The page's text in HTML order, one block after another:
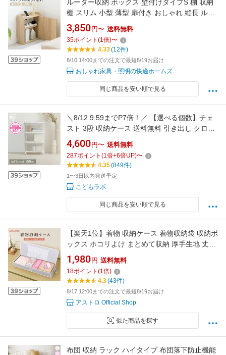
ルーター収納 ボックス 壁付けタイプS 棚 収納
棚 スリム 小型 薄型 扉付き おしゃれ 縦長 ルー
ター 隠し 北欧 木製 収納ボックス ラック ケー
ブルボックス インテリア 奥行き16cm シンプル
ケーブル収納 wi-fi コード収納 配線隠し 収納家
具 おしゃれ家具 サイドテーブル
3,850 円〜 送料無料
35ポイント (1倍)〜
4.33(12件)
8/10 14:00までの注文で最短8/19お届け
おしゃれ家具・照明の快適ホームズ
同じ商品を安い順で見る
＼8/12 9:59までP7倍！／ 【選べる個数】チェ
スト 3段 収納ケース 送料無料 引き出し クロー
ゼットチェスト プラスチック ワイド クローゼ
ット収納 押入れ収納 衣類収納 積み重ね 衣替え
衣装ケース キャスター付き ひとり暮らし アイ
リスオーヤマ NSCLZ503
4,600 円〜 送料無料
287ポイント (1倍+6倍UP)〜
4.35(849件)
1〜3日以内発送予定
こどもラボ
同じ商品を安い順で見る
【楽天1位】着物 収納ケース 着物収納袋 収納ボ
ックス ホコリよけ まとめて収納 厚手生地 丈夫
たとう紙 浴衣 保管 小物収納ポケット 防虫剤入
れ ネームホルダー 持ち手付き 折りたたみ 和服
和装 振袖 成人式 アストロ 179-05
1,980 円 送料無料
18ポイント (1倍)
4.3(43件)
8/17 12:00までの注文で最短8/19お届け
アストロ Official Shop
似た商品を探す
布団 収納 ラック ハイタイプ 布団落下防止機能